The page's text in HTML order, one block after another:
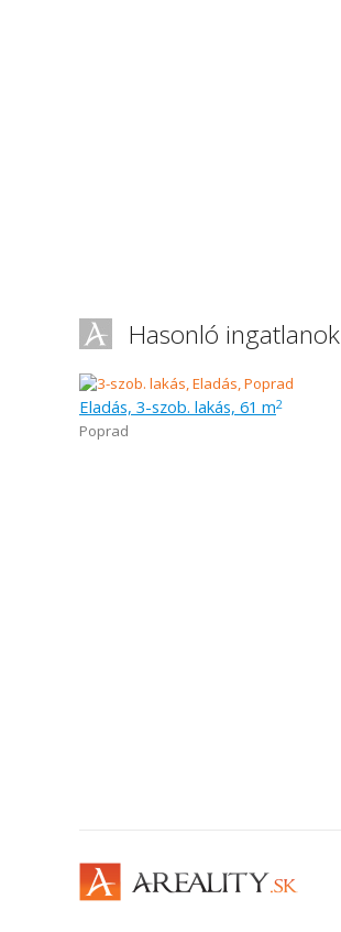
Hasonló ingatlanok
Eladás, 3-szob. lakás, 61 m2
Poprad